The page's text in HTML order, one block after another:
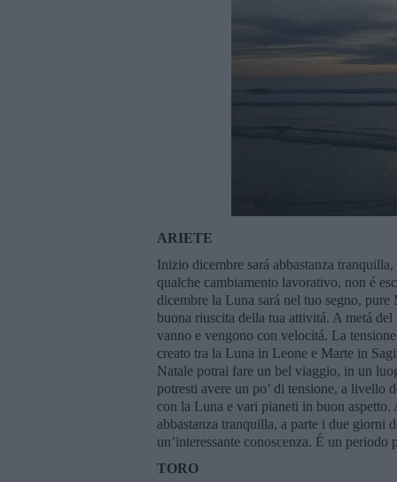
ARIETE
Inizio dicembre sará abbastanza
qualche cambiamento lavorativo, non é
dicembre la Luna sará nel tuo segno,
buona riuscita della tua attivitá. A metá
vanno e vengono con velocitá. La
creato tra la Luna in Leone e Marte in
Natale potrai fare un bel viaggio, in un
potresti avere un po’ di tensione, a livello
con la Luna e vari pianeti in buon
abbastanza tranquilla, a parte i due giorni
un’interessante conoscenza. É un
TORO